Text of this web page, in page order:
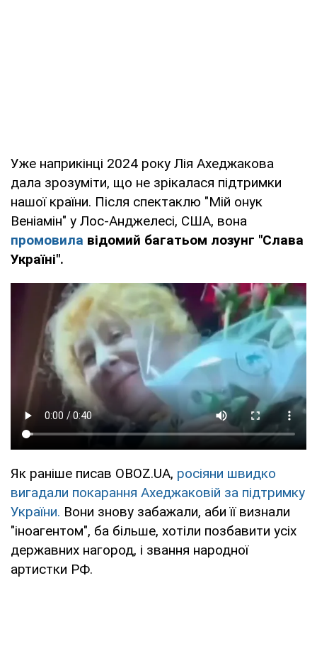
Уже наприкінці 2024 року Лія Ахеджакова
дала зрозуміти, що не зрікалася підтримки
нашої країни. Після спектаклю "Мій онук
Веніамін" у Лос-Анджелесі, США, вона
промовила відомий багатьом лозунг "Слава
Україні".
Як раніше писав OBOZ.UA, росіяни швидко
вигадали покарання Ахеджаковій за підтримку
України. Вони знову забажали, аби її визнали
"іноагентом", ба більше, хотіли позбавити усіх
державних нагород, і звання народної
артистки РФ.